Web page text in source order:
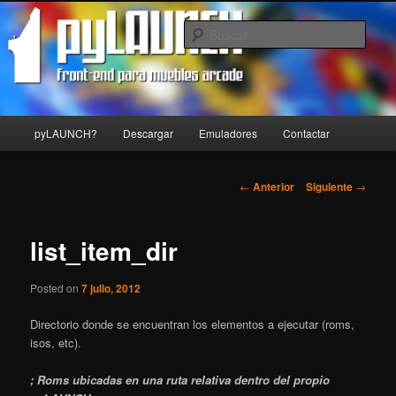
pyLAUNCH
Front-end para muebles arcade
principal
Ir
principal
pyLAUNCH? Descargar Emuladores Contactar
Navegación
← Anterior Siguiente →
list_item_dir
Posted on7 julio, 2012
Directorio donde se encuentran los elementos a ejecutar (roms,
isos, etc).
; Roms ubicadas en una ruta relativa dentro del propio